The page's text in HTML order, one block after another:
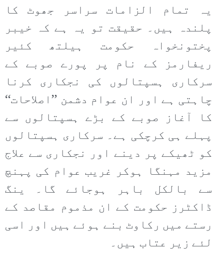
یہ تمام الزامات سراسر جھوٹ کا
پلندہ ہیں۔ حقیقت تو یہ ہے کہ خیبر
پختونخواہ حکومت ہیلتھ کئیر
ریفارمز کے نام پر پورے صوبے کے
سرکاری ہسپتالوں کی نجکاری کرنا
چاہتی ہے اور ان عوام دشمن ’’اصلاحات‘‘
کا آغاز صوبے کے بڑے ہسپتالوں سے
پہلے ہی کرچکی ہے۔ سرکاری ہسپتالوں
کو ٹھیکے پر دینے اور نجکاری سے علاج
مزید مہنگا ہوکر غریب عوام کی پہنچ
سے بالکل باہر ہوجائے گا۔ ینگ
ڈاکٹرز حکومت کے ان مذموم مقاصد کے
رستے میں رکاوٹ بنے ہوئے ہیں اور اسی
لئے زیر عتاب ہیں۔